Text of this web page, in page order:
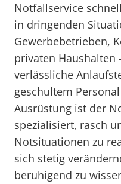
Notfallservice
in dringenden
Gewerbebetrieben,
privaten Haushalten
verlässliche
geschultem
Ausrüstung ist der
spezialisiert, rasch
Notsituationen zu
sich stetig
beruhigend zu